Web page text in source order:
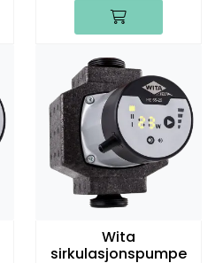
Wita
sirkulasjonspumpe